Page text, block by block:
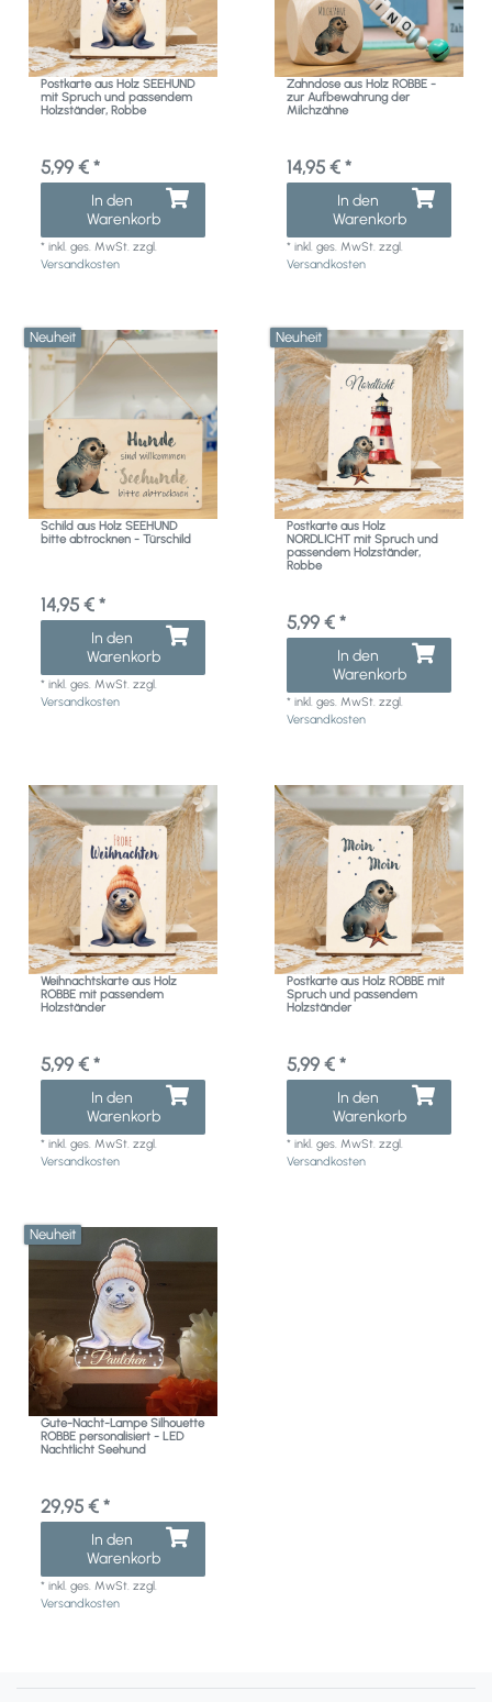
Postkarte aus Holz SEEHUND
mit Spruch und passendem
Holzständer, Robbe
5,99 € *
In den
Warenkorb
*inkl. ges. MwSt. zzgl.
Versandkosten
Zahndose aus Holz ROBBE -
zur Aufbewahrung der
Milchzähne
14,95 € *
In den
Warenkorb
*inkl. ges. MwSt. zzgl.
Versandkosten
Neuheit
Schild aus Holz SEEHUND
bitte abtrocknen - Türschild
14,95 € *
In den
Warenkorb
*inkl. ges. MwSt. zzgl.
Versandkosten
Neuheit
Postkarte aus Holz
NORDLICHT mit Spruch und
passendem Holzständer,
Robbe
5,99 € *
In den
Warenkorb
*inkl. ges. MwSt. zzgl.
Versandkosten
Weihnachtskarte aus Holz
ROBBE mit passendem
Holzständer
5,99 € *
In den
Warenkorb
*inkl. ges. MwSt. zzgl.
Versandkosten
Postkarte aus Holz ROBBE mit
Spruch und passendem
Holzständer
5,99 € *
In den
Warenkorb
*inkl. ges. MwSt. zzgl.
Versandkosten
Neuheit
Gute-Nacht-Lampe Silhouette
ROBBE personalisiert - LED
Nachtlicht Seehund
29,95 € *
In den
Warenkorb
*inkl. ges. MwSt. zzgl.
Versandkosten